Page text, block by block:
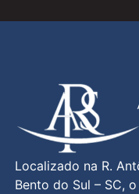
Localizado na R.
Bento do Sul – SC,